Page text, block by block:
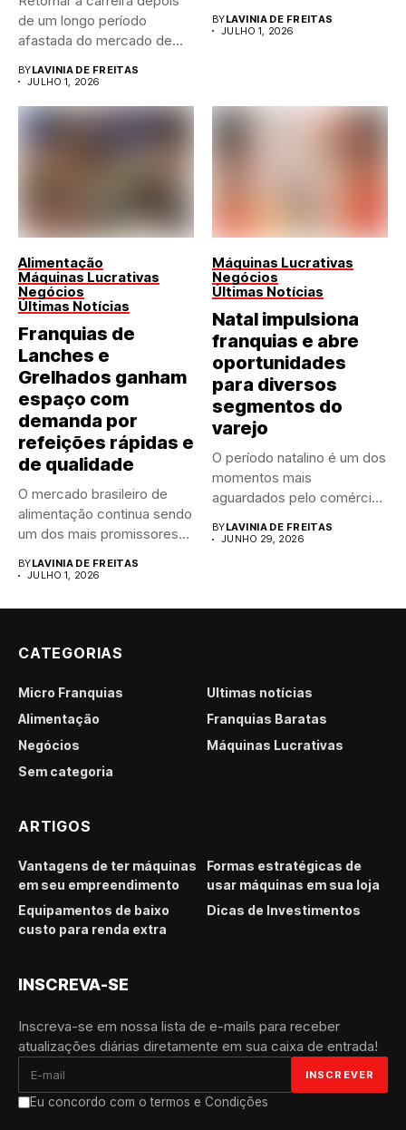
de um longo período
afastada do mercado de...
BYLAVINIA DE FREITAS
JULHO 1, 2026
BYLAVINIA DE FREITAS
JULHO 1, 2026
Alimentação
Máquinas Lucrativas
Negócios
Últimas Notícias
Franquias de
Lanches e
Grelhados ganham
espaço com
demanda por
refeições rápidas e
de qualidade
O mercado brasileiro de
alimentação continua sendo
um dos mais promissores
BYLAVINIA DE FREITAS
JULHO 1, 2026
Máquinas Lucrativas
Negócios
Últimas Notícias
Natal impulsiona
franquias e abre
oportunidades
para diversos
segmentos do
varejo
O período natalino é um dos
momentos mais
aguardados pelo comércio
BYLAVINIA DE FREITAS
JUNHO 29, 2026
CATEGORIAS
Micro Franquias
Últimas notícias
Alimentação
Franquias Baratas
Negócios
Máquinas Lucrativas
Sem categoria
ARTIGOS
Vantagens de ter máquinas
em seu empreendimento
Formas estratégicas de
usar máquinas em sua loja
Equipamentos de baixo
custo para renda extra
Dicas de Investimentos
INSCREVA-SE
Inscreva-se em nossa lista de e-mails para receber
atualizações diárias diretamente em sua caixa de entrada!
Eu concordo com o termos e Condições